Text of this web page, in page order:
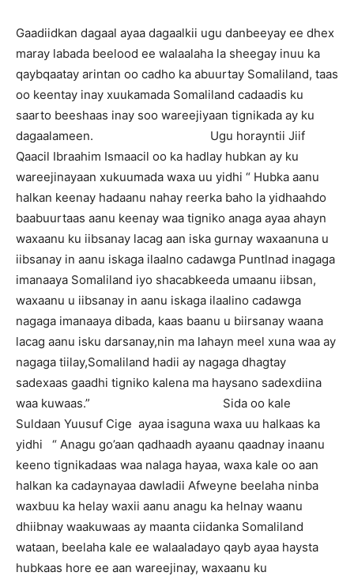
Gaadiidkan dagaal ayaa dagaalkii ugu danbeeyay ee dhex
maray labada beelood ee walaalaha la sheegay inuu ka
qaybqaatay arintan oo cadho ka abuurtay Somaliland, taas
oo keentay inay xuukamada Somaliland cadaadis ku
saarto beeshaas inay soo wareejiyaan tignikada ay ku
dagaalameen. Ugu horayntii Jiif
Qaacil Ibraahim Ismaacil oo ka hadlay hubkan ay ku
wareejinayaan xukuumada waxa uu yidhi “ Hubka aanu
halkan keenay hadaanu nahay reerka baho la yidhaahdo
baabuurtaas aanu keenay waa tigniko anaga ayaa ahayn
waxaanu ku iibsanay lacag aan iska gurnay waxaanuna u
iibsanay in aanu iskaga ilaalno cadawga Puntlnad inagaga
imanaaya Somaliland iyo shacabkeeda umaanu iibsan,
waxaanu u iibsanay in aanu iskaga ilaalino cadawga
nagaga imanaaya dibada, kaas baanu u biirsanay waana
lacag aanu isku darsanay,nin ma lahayn meel xuna waa ay
nagaga tiilay,Somaliland hadii ay nagaga dhagtay
sadexaas gaadhi tigniko kalena ma haysano sadexdiina
waa kuwaas.” Sida oo kale
Suldaan Yuusuf Cige ayaa isaguna waxa uu halkaas ka
yidhi “ Anagu go’aan qadhaadh ayaanu qaadnay inaanu
keeno tignikadaas waa nalaga hayaa, waxa kale oo aan
halkan ka cadaynayaa dawladii Afweyne beelaha ninba
waxbuu ka helay waxii aanu anagu ka helnay waanu
dhiibnay waakuwaas ay maanta ciidanka Somaliland
wataan, beelaha kale ee walaaladayo qayb ayaa haysta
hubkaas hore ee aan wareejinay, waxaanu ku